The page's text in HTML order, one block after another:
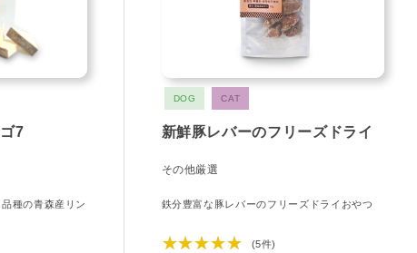
7
種の青森産リン
DOG CAT
新鮮豚レバーのフリーズドライ
その他厳選
鉄分豊富な豚レバーのフリーズドライおやつ
★★★★★ (5件)